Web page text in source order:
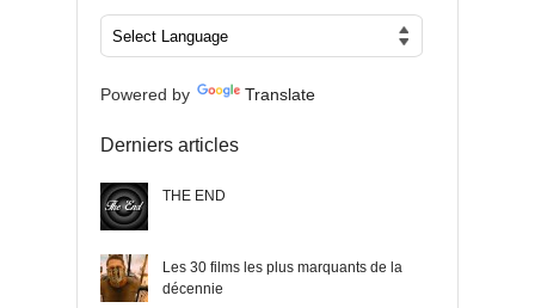
Powered by Translate
Derniers articles
THE END
Les 30 films les plus marquants de la
décennie